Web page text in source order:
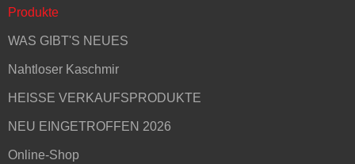
Produkte
WAS GIBT'S NEUES
Nahtloser Kaschmir
HEISSE VERKAUFSPRODUKTE
NEU EINGETROFFEN 2026
Online-Shop